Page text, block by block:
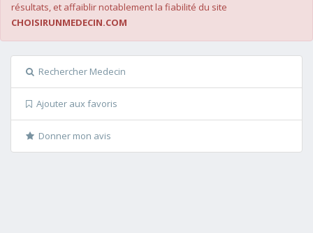
résultats, et affaiblir notablement la fiabilité du site
CHOISIRUNMEDECIN.COM
Rechercher Medecin
Ajouter aux favoris
Donner mon avis